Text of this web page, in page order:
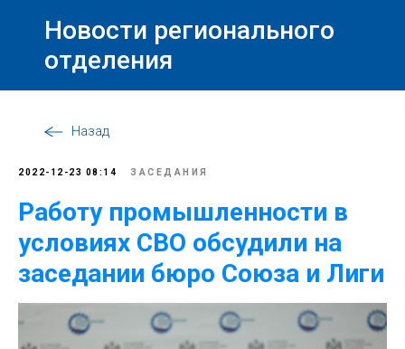
Новости регионального
отделения
Назад
2022-12-23 08:14 ЗАСЕДАНИЯ
Работу промышленности в
условиях СВО обсудили на
заседании бюро Союза и Лиги